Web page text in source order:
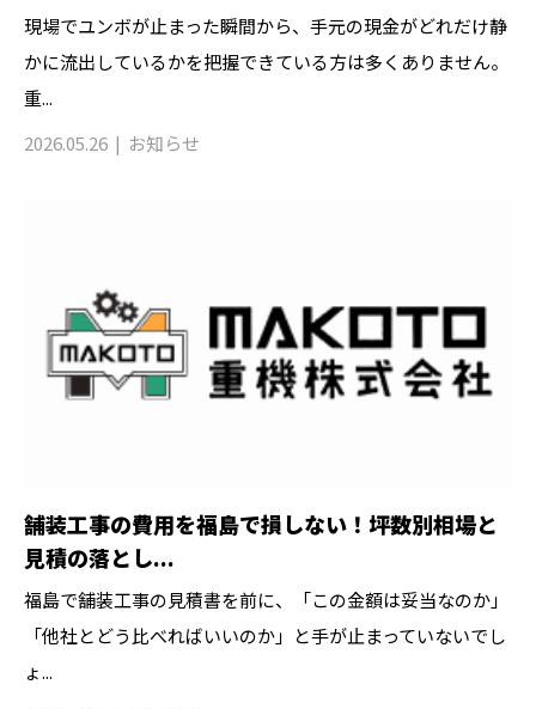
現場でユンボが止まった瞬間から、手元の現金がどれだけ静
かに流出しているかを把握できている方は多くありません。
重...
2026.05.26
お知らせ
舗装工事の費用を福島で損しない！坪数別相場と
見積の落とし...
福島で舗装工事の見積書を前に、「この金額は妥当なのか」
「他社とどう比べればいいのか」と手が止まっていないでし
ょ...